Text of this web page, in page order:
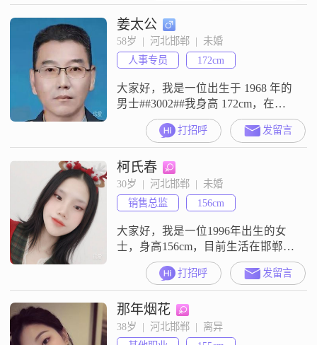
庭，认为家庭是最重要的，所有的
努力都是为了让家人过得更好。在
生活中，我比较勤俭节约，不铺张
浪费，觉得每一分钱都应该花在有
意义的地方。我认为相互尊重是人
际关系的基础，无论是对家人还是
朋友
姜太公
58岁  |  河北邯郸  |  未婚
人事专员
172cm
大家好，我是一位出生于 1968 年的
男士##3002##我身高 172cm，在邯
郸工作，学历是大专##3002##我的
收入还不错，每月在 8001 - 12000 元
之间##3002##我这个人嘛，性格稳
重可靠，对待任何事情都认真负责
##3002##在生活中，我始终保持乐
观积极的态度，相信办法总比困难
多##3002#
打招呼 发留言
柯氏春
30岁  |  河北邯郸  |  未婚
销售总监
156cm
大家好，我是一位1996年出生的女
士，身高156cm，目前生活在邯郸
##3002##我拥有硕士学位，现在的
工作月收入在3000元以下##3002##
我性格开朗，总是爱笑，我觉得生
活就应该充满阳光和快乐##3002##
我喜欢精致的生活方式，注重健康
的管理，每天都会保持良好的作息
打招呼 发留言
那年烟花
38岁  |  河北邯郸  |  离异